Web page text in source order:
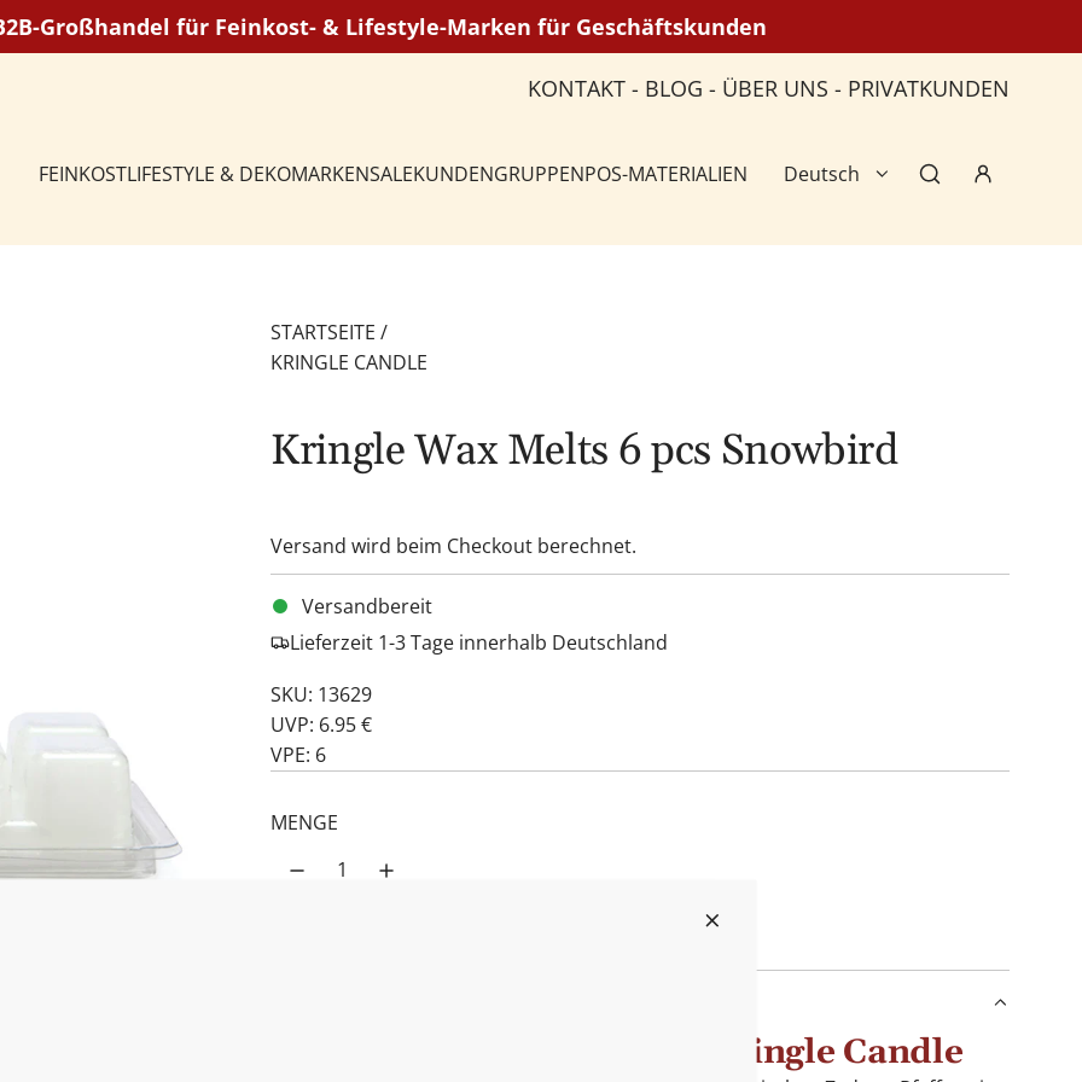
Großhandel für Feinkost- & Lifestyle-Marken für Geschäftskunden
KONTAKT - BLOG - ÜBER UNS - PRIVATKUNDEN
FEINKOSTLIFESTYLE & DEKOMARKENSALEKUNDENGRUPPENPOS-MATERIALIEN Deutsch
STARTSEITE /
KRINGLE CANDLE
Kringle Wax Melts 6 pcs Snowbird
Versand wird beim Checkout berechnet.
Versandbereit
Lieferzeit 1-3 Tage innerhalb Deutschland
SKU: 13629
UVP: 6.95 €
VPE: 6
MENGE
Snowbird Wax Melts von Kringle Candle